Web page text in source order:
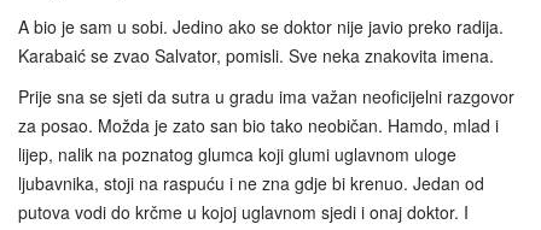
A bio je sam u sobi. Jedino ako se doktor nije javio preko radija.
Karabaić se zvao Salvator, pomisli. Sve neka znakovita imena.
Prije sna se sjeti da sutra u gradu ima važan neoficijelni razgovor
za posao. Možda je zato san bio tako neobičan. Hamdo, mlad i
lijep, nalik na poznatog glumca koji glumi uglavnom uloge
ljubavnika, stoji na raspuću i ne zna gdje bi krenuo. Jedan od
putova vodi do krčme u kojoj uglavnom sjedi i onaj doktor. I